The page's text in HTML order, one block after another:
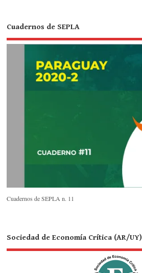
Cuadernos de SEPLA
Cuadernos de SEPLA n. 11
Sociedad de Economía Crítica (AR/UY)